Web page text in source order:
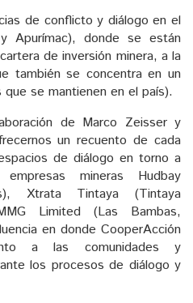
de conflicto y diálogo en el
Apurímac), donde se están
de inversión minera, a la
también se concentra en un
se mantienen en el país).
de Marco Zeisser y
un recuento de cada
de diálogo en torno a
mineras Hudbay
Xtrata Tintaya (Tintaya
Limited (Las Bambas,
en donde CooperAcción
a las comunidades y
los procesos de diálogo y